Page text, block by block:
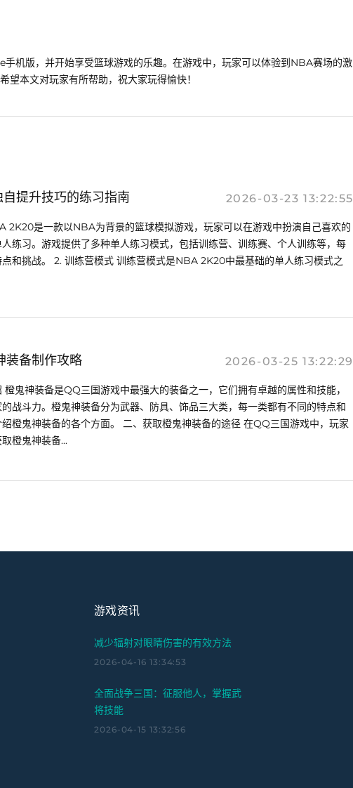
机版，并开始享受篮球游戏的乐趣。在游戏中，玩家可以体验到NBA赛场的激
望本文对玩家有所帮助，祝大家玩得愉快！
提升技巧的练习指南 2026-03-23 13:22:55
2K20是一款以NBA为背景的篮球模拟游戏，玩家可以在游戏中扮演自己喜欢的
练习。游戏提供了多种单人练习模式，包括训练营、训练赛、个人训练等，每
和挑战。 2. 训练营模式 训练营模式是NBA 2K20中最基础的单人练习模式之
装备制作攻略 2026-03-25 13:22:29
鬼神装备是QQ三国游戏中最强大的装备之一，它们拥有卓越的属性和技能，
战斗力。橙鬼神装备分为武器、防具、饰品三大类，每一类都有不同的特点和
橙鬼神装备的各个方面。 二、获取橙鬼神装备的途径 在QQ三国游戏中，玩家
橙鬼神装备...
游戏资讯
减少辐射对眼睛伤害的有效方法
2026-04-16 13:34:53
全面战争三国：征服他人，掌握武
将技能
2026-04-15 13:32:56